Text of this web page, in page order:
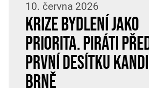
10. června 2026
Krize bydlení jako
priorita. Piráti
první desítku
Brně